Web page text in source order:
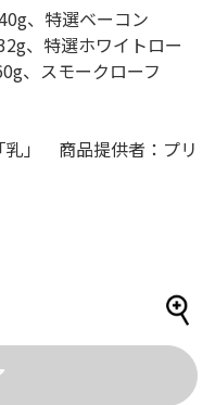
、特選ベーコン
、特選ホワイトロー
、スモークローフ
」 商品提供者：プリ